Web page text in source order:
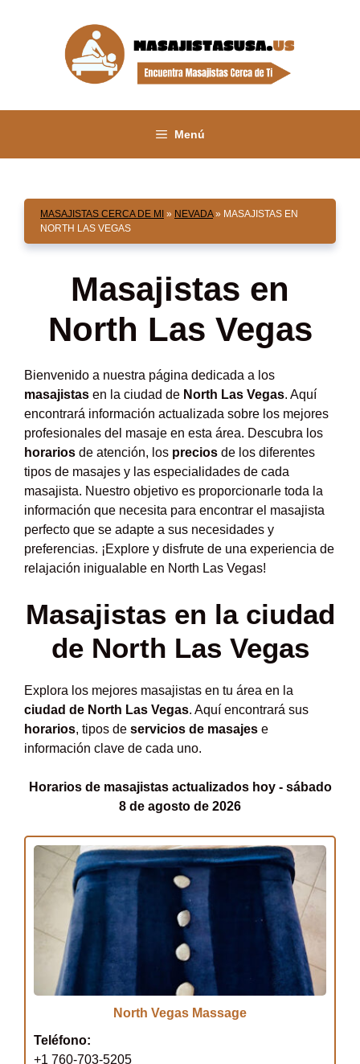
Menú
MASAJISTAS CERCA DE MI » NEVADA» MASAJISTAS EN
NORTH LAS VEGAS
Masajistas en
North Las Vegas
Bienvenido a nuestra página dedicada a los
masajistas en la ciudad de North Las Vegas. Aquí
encontrará información actualizada sobre los mejores
profesionales del masaje en esta área. Descubra los
horarios de atención, los precios de los diferentes
tipos de masajes y las especialidades de cada
masajista. Nuestro objetivo es proporcionarle toda la
información que necesita para encontrar el masajista
perfecto que se adapte a sus necesidades y
preferencias. ¡Explore y disfrute de una experiencia de
relajación inigualable en North Las Vegas!
Masajistas en la ciudad
de North Las Vegas
Explora los mejores masajistas en tu área en la
ciudad de North Las Vegas. Aquí encontrará sus
horarios, tipos de servicios de masajes e
información clave de cada uno.
Horarios de masajistas actualizados hoy - sábado
8 de agosto de 2026
North Vegas Massage
Teléfono:
+1 760-703-5205